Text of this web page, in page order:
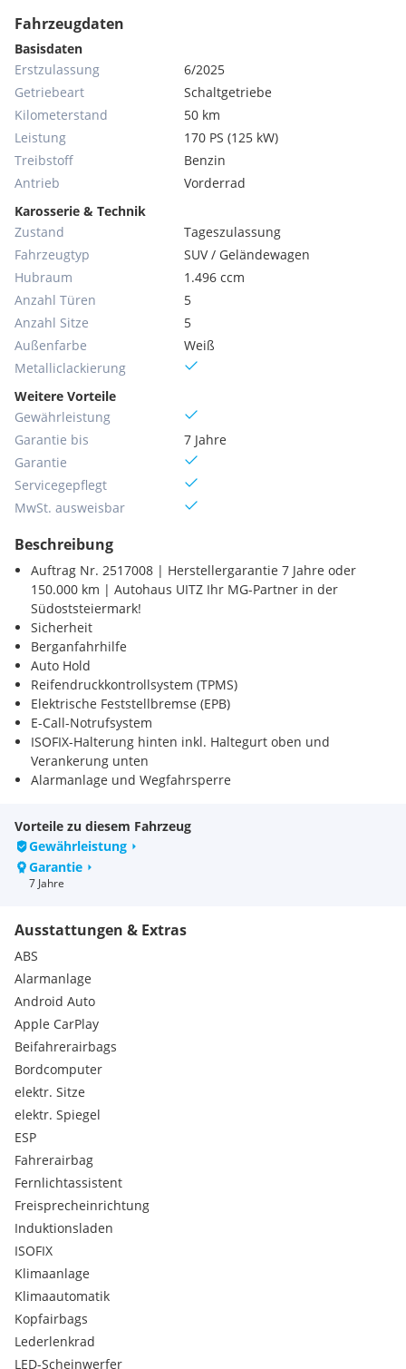
Fahrzeugdaten
Basisdaten
Erstzulassung
6/2025
Getriebeart
Schaltgetriebe
Kilometerstand
50 km
Leistung
170 PS (125 kW)
Treibstoff
Benzin
Antrieb
Vorderrad
Karosserie & Technik
Zustand
Tageszulassung
Fahrzeugtyp
SUV / Geländewagen
Hubraum
1.496 ccm
Anzahl Türen
5
Anzahl Sitze
5
Außenfarbe
Weiß
Metallic­lackierung
Weitere Vorteile
Gewährleistung
Garantie bis
7 Jahre
Garantie
Servicegepflegt
MwSt. ausweisbar
Beschreibung
Auftrag Nr. 2517008 | Herstellergarantie 7 Jahre oder
150.000 km | Autohaus UITZ Ihr MG-Partner in der
Südoststeiermark!
Sicherheit
Berganfahrhilfe
Auto Hold
Reifendruckkontrollsystem (TPMS)
Elektrische Feststellbremse (EPB)
E-Call-Notrufsystem
ISOFIX-Halterung hinten inkl. Haltegurt oben und
Verankerung unten
Alarmanlage und Wegfahrsperre
Frontairbags für Fahrer und Beifahrer
Seitenairbags für Fahrer und Beifahrer
Kopf-/Schulterairbags für Fahrer und Beifahrer
Beleuchtung
LED-Schweinwerfer
Follow me home-Mode
LED-Tagfahrlicht
Nebelscheinwerfer und Nebelschlussleuchte
MG Pilot
Fahrerüberwachungssystem (DMS)
Adaptive Tempo- und Abstandsregelung (ACC)
Notbremsassistent (AEB)
Geschwindigkeitsassistent (SAS)
Spurverlassenswarnung (LDW)
Spurhalteassistent (LKA)
Stauassistent (TJA)
Intelligente Geschwindigkeitsregelung (ICA)
Frontkollisionswarnsystem (FCW)
Intelligente Fernlichtsteuerung (IHC)
Totwinkelüberwachung (BSD)
Türöffnungswarnung (DOW)
Kollisionswarnung hinten (RCW)
Querverkehrswarnung hinten (RTA) mit Notbremsung
Sicherheitsgurte
Gurtwarnsystem für Vorder- und Rücksitze
Vordersitze: 3-Punkt-Automatikgurt + Gurtstraffer und
Lastbegrenzer
Vorteile zu diesem Fahrzeug
Gewährleistung
Garantie
7 Jahre
Ausstattungen & Extras
ABS
Alarmanlage
Android Auto
Apple CarPlay
Beifahrerairbags
Bordcomputer
elektr. Sitze
elektr. Spiegel
ESP
Fahrerairbag
Fernlichtassistent
Freisprecheinrichtung
Induktionsladen
ISOFIX
Klimaanlage
Klimaautomatik
Kopfairbags
Lederlenkrad
LED-Scheinwerfer